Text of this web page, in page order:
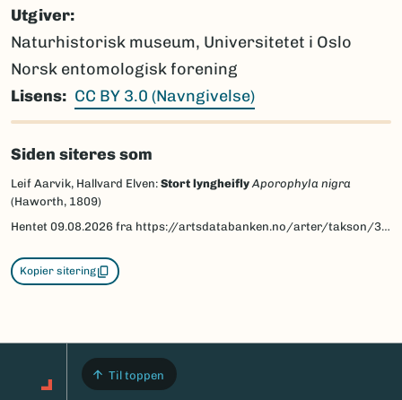
Utgiver
Naturhistorisk museum, Universitetet i Oslo
Norsk entomologisk forening
Lisens
CC BY 3.0 (Navngivelse)
Siden siteres som
Leif Aarvik, Hallvard Elven: Stort lyngheifly Aporophyla nigra
(Haworth, 1809)
Hentet 09.08.2026 fra https://artsdatabanken.no/arter/takson/30820/beskrivelse
Kopier sitering
Til toppen